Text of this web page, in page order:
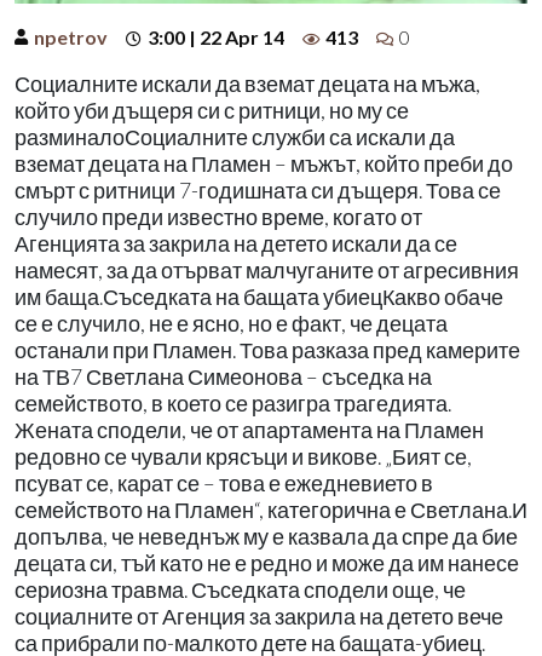
npetrov 3:00 | 22 Apr 14 413 0
Социалните искали да вземат децата на мъжа,
който уби дъщеря си с ритници, но му се
разминалоСоциалните служби са искали да
вземат децата на Пламен – мъжът, който преби до
смърт с ритници 7-годишната си дъщеря. Това се
случило преди известно време, когато от
Агенцията за закрила на детето искали да се
намесят, за да отърват малчуганите от агресивния
им баща.Съседката на бащата убиецКакво обаче
се е случило, не е ясно, но е факт, че децата
останали при Пламен. Това разказа пред камерите
на ТВ7 Светлана Симеонова – съседка на
семейството, в което се разигра трагедията.
Жената сподели, че от апартамента на Пламен
редовно се чували крясъци и викове. „Бият се,
псуват се, карат се – това е ежедневието в
семейството на Пламен“, категорична е Светлана.И
допълва, че неведнъж му е казвала да спре да бие
децата си, тъй като не е редно и може да им нанесе
сериозна травма. Съседката сподели още, че
социалните от Агенция за закрила на детето вече
са прибрали по-малкото дете на бащата-убиец.